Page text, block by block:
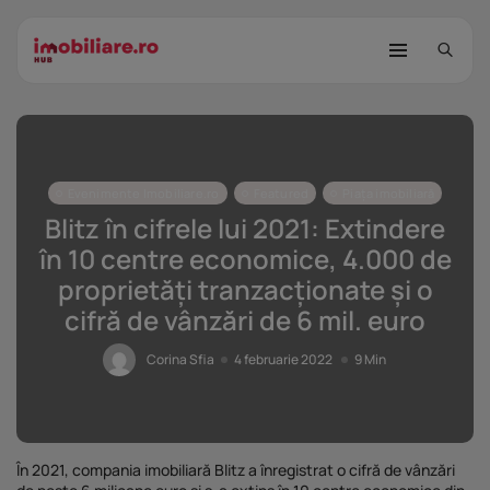
STUDIU Imobiliare.ro: Câtă încredere
mai...
25 noiembrie 2025
25 noiembrie 2025 9 Min
Blitz în cifrele lui 2021: Extindere
în 10 centre economice, 4.000 de
proprietăți tranzacționate și o
cifră de vânzări de 6 mil. euro
Corina Sfia 4 februarie 2022 9 Min
În 2021, compania imobiliară Blitz a înregistrat o cifră de vânzări